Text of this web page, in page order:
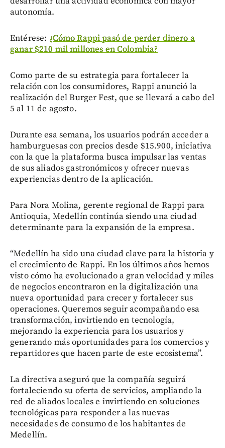
autonomía.
Entérese: ¿Cómo Rappi pasó de perder dinero a
ganar $210 mil millones en Colombia?
Como parte de su estrategia para fortalecer la
relación con los consumidores, Rappi anunció la
realización del Burger Fest, que se llevará a cabo del
5 al 11 de agosto.
Durante esa semana, los usuarios podrán acceder a
hamburguesas con precios desde $15.900, iniciativa
con la que la plataforma busca impulsar las ventas
de sus aliados gastronómicos y ofrecer nuevas
experiencias dentro de la aplicación.
Para Nora Molina, gerente regional de Rappi para
Antioquia, Medellín continúa siendo una ciudad
determinante para la expansión de la empresa.
“Medellín ha sido una ciudad clave para la historia y
el crecimiento de Rappi. En los últimos años hemos
visto cómo ha evolucionado a gran velocidad y miles
de negocios encontraron en la digitalización una
nueva oportunidad para crecer y fortalecer sus
operaciones. Queremos seguir acompañando esa
transformación, invirtiendo en tecnología,
mejorando la experiencia para los usuarios y
generando más oportunidades para los comercios y
repartidores que hacen parte de este ecosistema”.
La directiva aseguró que la compañía seguirá
fortaleciendo su oferta de servicios, ampliando la
red de aliados locales e invirtiendo en soluciones
tecnológicas para responder a las nuevas
necesidades de consumo de los habitantes de
Medellín.